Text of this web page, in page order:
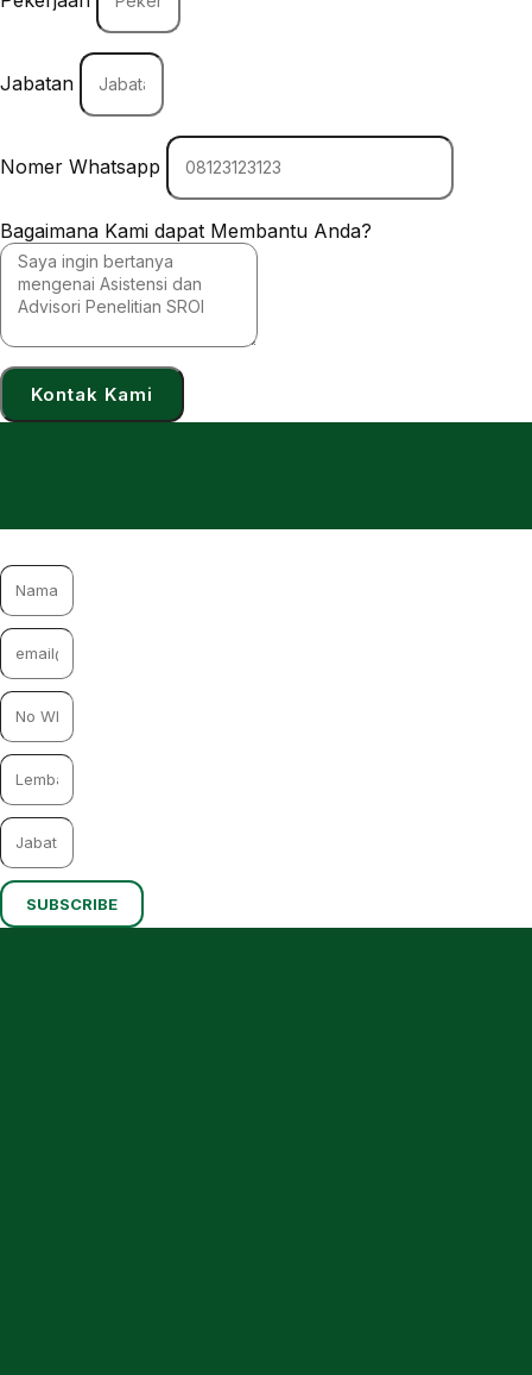
Jabatan
Nomer Whatsapp
Bagaimana Kami dapat Membantu Anda?
Kontak Kami
SUBSCRIBE